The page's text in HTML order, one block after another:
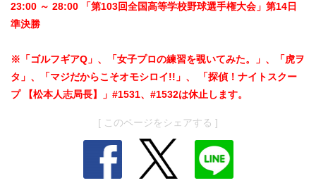
23:00 ～ 28:00 「第103回全国高等学校野球選手権大会」第14日
準決勝
※「ゴルフギアQ」、「女子プロの練習を覗いてみた。」、「虎ヲ
タ」、「マジだからこそオモシロイ!!」、 「探偵！ナイトスクー
プ 【松本人志局長】」#1531、#1532は休止します。
[ このページをシェアする ]